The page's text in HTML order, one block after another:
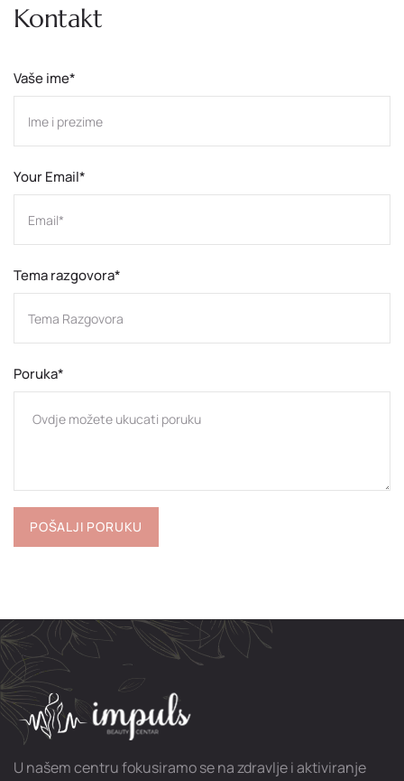
Kontakt
Vaše ime*
Your Email*
Tema razgovora*
Poruka*
U našem centru fokusiramo se na zdravlje i aktiviranje